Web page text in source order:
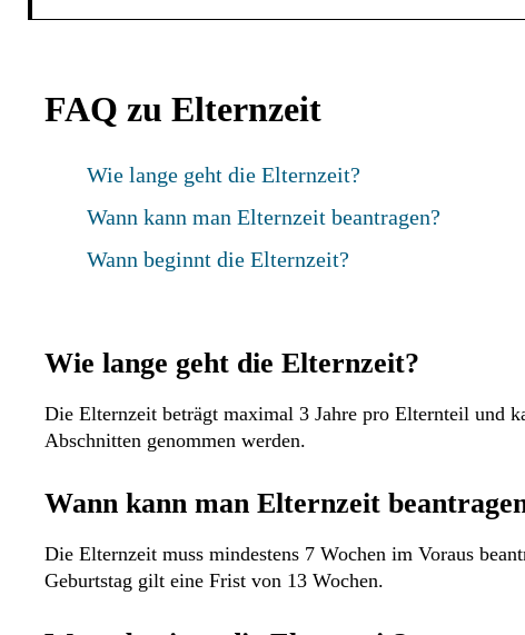
FAQ zu Elternzeit
Wie lange geht die Elternzeit?
Wann kann man Elternzeit beantragen?
Wann beginnt die Elternzeit?
Wie lange geht die Elternzeit?
Die Elternzeit beträgt maximal 3 Jahre pro Elternteil und
Abschnitten genommen werden.
Wann kann man Elternzeit
Die Elternzeit muss mindestens 7 Wochen im Voraus
Geburtstag gilt eine Frist von 13 Wochen.